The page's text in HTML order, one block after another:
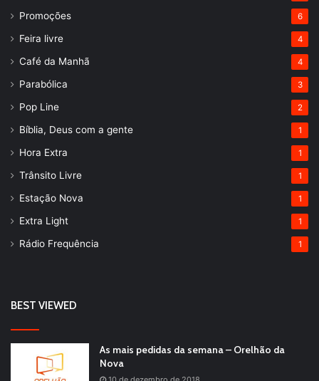
Promoções 6
Feira livre 4
Café da Manhã 4
Parabólica 3
Pop Line 2
Bíblia, Deus com a gente 1
Hora Extra 1
Trânsito Livre 1
Estação Nova 1
Extra Light 1
Rádio Frequência 1
BEST VIEWED
As mais pedidas da semana – Orelhão da
Nova